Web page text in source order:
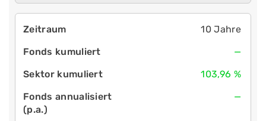
10 Jahre
—
103,96 %
—